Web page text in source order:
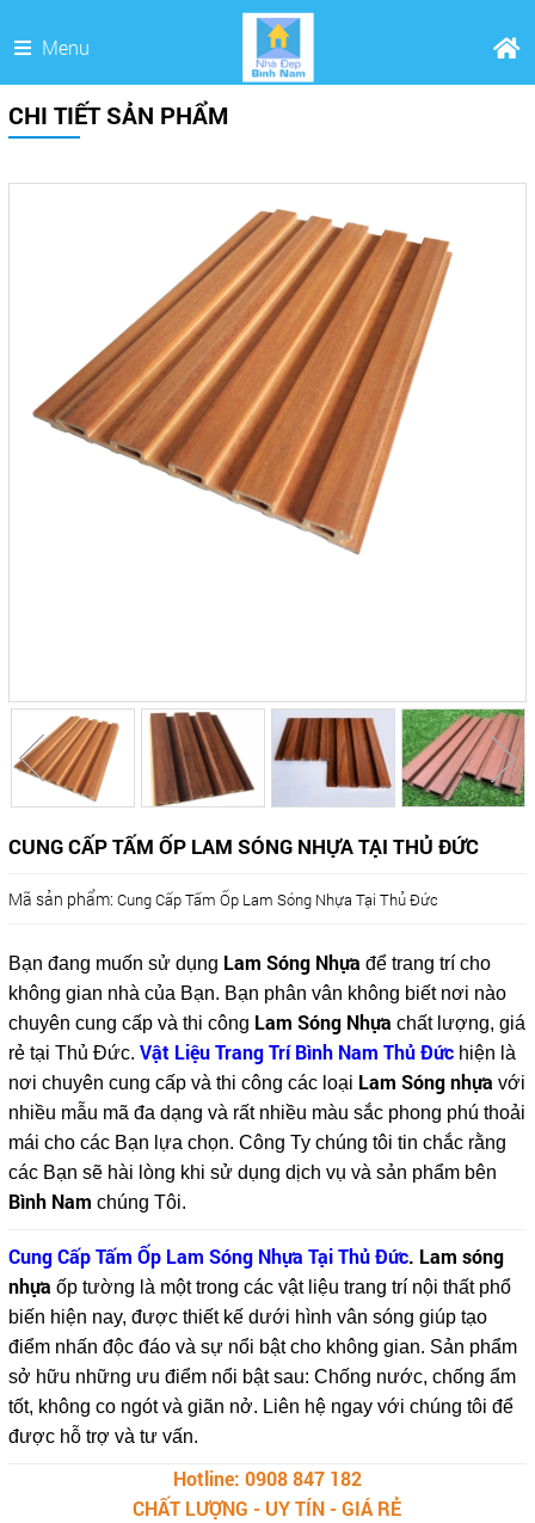
Menu
CHI TIẾT SẢN PHẨM
CUNG CẤP TẤM ỐP LAM SÓNG NHỰA TẠI THỦ ĐỨC
Mã sản phẩm: Cung Cấp Tấm Ốp Lam Sóng Nhựa Tại Thủ Đức
Bạn đang muốn sử dụng Lam Sóng Nhựa để trang trí cho
không gian nhà của Bạn. Bạn phân vân không biết nơi nào
chuyên cung cấp và thi công Lam Sóng Nhựa chất lượng, giá
rẻ tại Thủ Đức. Vật Liệu Trang Trí Bình Nam Thủ Đứchiện là
nơi chuyên cung cấp và thi công các loại Lam Sóng nhựa với
nhiều mẫu mã đa dạng và rất nhiều màu sắc phong phú thoải
mái cho các Bạn lựa chọn. Công Ty chúng tôi tin chắc rằng
các Bạn sẽ hài lòng khi sử dụng dịch vụ và sản phẩm bên
Bình Nam chúng Tôi.
Cung Cấp Tấm Ốp Lam Sóng Nhựa Tại Thủ Đức. Lam sóng
nhựa ốp tường là một trong các vật liệu trang trí nội thất phổ
biến hiện nay, được thiết kế dưới hình vân sóng giúp tạo
điểm nhấn độc đáo và sự nổi bật cho không gian. Sản phẩm
sở hữu những ưu điểm nổi bật sau: Chống nước, chống ẩm
tốt, không co ngót và giãn nở. Liên hệ ngay với chúng tôi để
được hỗ trợ và tư vấn.
Hotline: 0908 847 182
CHẤT LƯỢNG - UY TÍN - GIÁ RẺ